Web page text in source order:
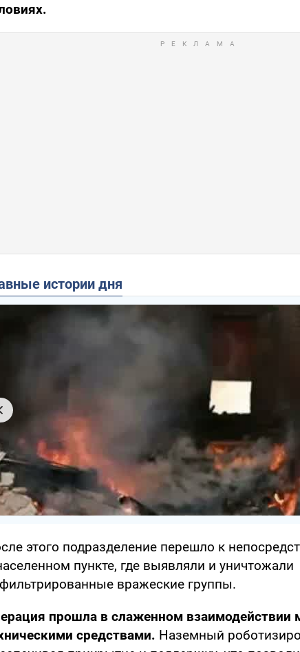
истории дня
этого подразделение перешло к
пункте, где выявляли и уничтожали
вражеские группы.
прошла в слаженном взаимодействии
средствами. Наземный